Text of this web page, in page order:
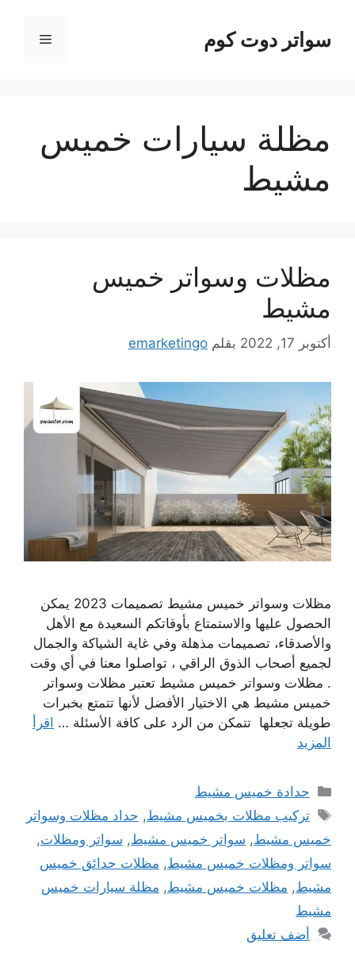
المحتوىسواتر دوت كوم القائمة
مظلة سيارات خميس
مشيط
مظلات وسواتر خميس
مشيط
أكتوبر 17, 2022 بقلم emarketingo
مظلات وسواتر خميس مشيط تصميمات 2023 يمكن
الحصول عليها والاستمتاع بأوقاتكم السعيدة مع الأهل
والأصدقاء، تصميمات مذهلة وفي غاية الشياكة والجمال
لجميع أصحاب الذوق الراقي ، تواصلوا معنا في أي وقت
. مظلات وسواتر خميس مشيط تعتبر مظلات وسواتر
خميس مشيط هي الاختيار الأفضل لأنها تتمتع بخبرات
طويلة تجعلها تتمكن من الرد على كافة الأسئلة … اقرأ
المزيد
التصنيفات
حدادة خميس مشيط
الوسوم
تركيب مظلات بخميس مشيط, حداد مظلات وسواتر
خميس مشيط, سواتر خميس مشيط, سواتر ومظلات,
سواتر ومظلات خميس مشيط, مظلات حدائق خميس
مشيط, مظلات خميس مشيط, مظلة سيارات خميس
مشيط
أضف تعليق